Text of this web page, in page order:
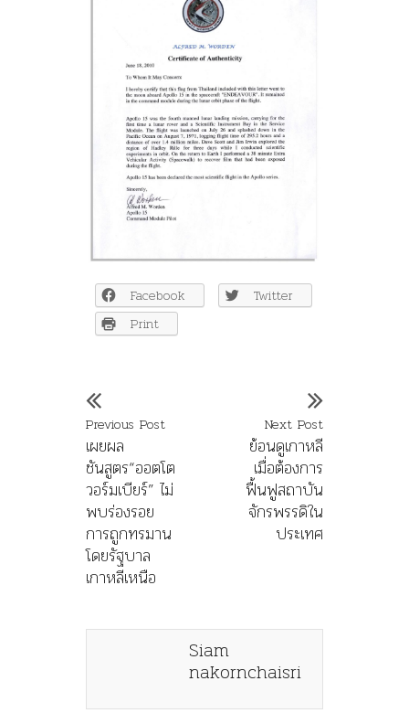
Facebook
Twitter
Print
Previous Post
เผยผล
ชันสูตร“ออตโต
วอร์มเบียร์” ไม่
พบร่องรอย
การถูกทรมาน
โดยรัฐบาล
เกาหลีเหนือ
Next Post
ย้อนดูเกาหลี
เมื่อต้องการ
ฟื้นฟูสถาบัน
จักรพรรดิใน
ประเทศ
Siam
nakornchaisri